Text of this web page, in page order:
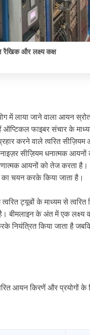
और लक्ष्य कक्ष
में लाया जाने वाला आयन
ऑप्टिकल फाइबर संचार के
करने वाले त्वरित
सीज़ियम धनात्मक
आयनों को तेज करता
चयन करके किया जाता है।
ट्यूबों के माध्यम से त्वरित
बीमलाइन के अंत में एक लक्ष्य
नियंत्रित किया जाता है
आयन किरणें और प्रयोगों के